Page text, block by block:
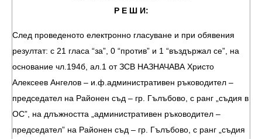
Р Е Ш И:
След проведеното електронно гласуване и при обявения
резултат: с 21 гласа “за”, 0 “против” и 1 “въздържал се”, на
основание чл.194б, ал.1 от ЗСВ НАЗНАЧАВА Христо
Алексеев Ангелов – и.ф.административен ръководител –
председател на Районен съд – гр. Гълъбово, с ранг „съдия в
ОС”, на длъжността „административен ръководител –
председател” на Районен съд – гр. Гълъбово, с ранг „съдия